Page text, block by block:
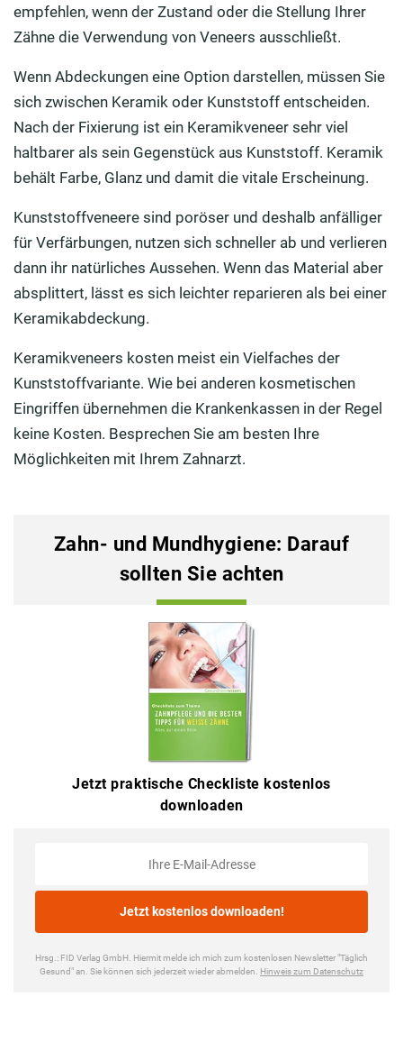
empfehlen, wenn der Zustand oder die Stellung Ihrer
Zähne die Verwendung von Veneers ausschließt.
Wenn Abdeckungen eine Option darstellen, müssen Sie
sich zwischen Keramik oder Kunststoff entscheiden.
Nach der Fixierung ist ein Keramikveneer sehr viel
haltbarer als sein Gegenstück aus Kunststoff. Keramik
behält Farbe, Glanz und damit die vitale Erscheinung.
Kunststoffveneere sind poröser und deshalb anfälliger
für Verfärbungen, nutzen sich schneller ab und verlieren
dann ihr natürliches Aussehen. Wenn das Material aber
absplittert, lässt es sich leichter reparieren als bei einer
Keramikabdeckung.
Keramikveneers kosten meist ein Vielfaches der
Kunststoffvariante. Wie bei anderen kosmetischen
Eingriffen übernehmen die Krankenkassen in der Regel
keine Kosten. Besprechen Sie am besten Ihre
Möglichkeiten mit Ihrem Zahnarzt.